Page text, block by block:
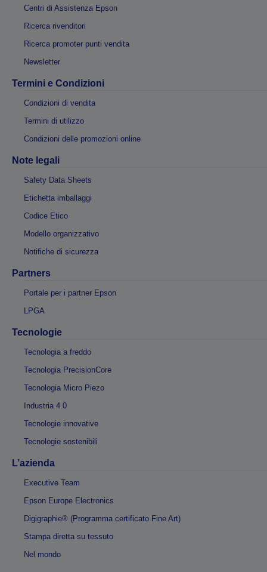
Centri di Assistenza Epson
Ricerca rivenditori
Ricerca promoter punti vendita
Newsletter
Termini e Condizioni
Condizioni di vendita
Termini di utilizzo
Condizioni delle promozioni online
Note legali
Safety Data Sheets
Etichetta imballaggi
Codice Etico
Modello organizzativo
Notifiche di sicurezza
Partners
Portale per i partner Epson
LPGA
Tecnologie
Tecnologia a freddo
Tecnologia PrecisionCore
Tecnologia Micro Piezo
Industria 4.0
Tecnologie innovative
Tecnologie sostenibili
L’azienda
Executive Team
Epson Europe Electronics
Digigraphie® (Programma certificato Fine Art)
Stampa diretta su tessuto
Nel mondo